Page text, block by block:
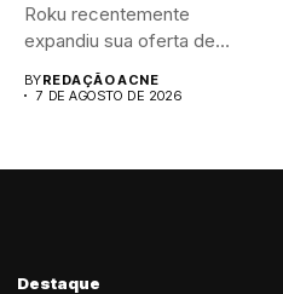
Roku recentemente
expandiu sua oferta de
BYREDAÇÃO ACNE
7 DE AGOSTO DE 2026
Destaque